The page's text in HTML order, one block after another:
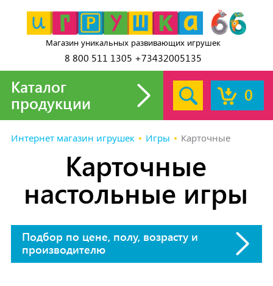
Магазин уникальных развивающих игрушек
8 800 511 1305 +73432005135
0
Каталог
продукции
Интернет магазин игрушек Игры Карточные
Карточные
настольные игры
Подбор по цене, полу, возрасту и
производителю